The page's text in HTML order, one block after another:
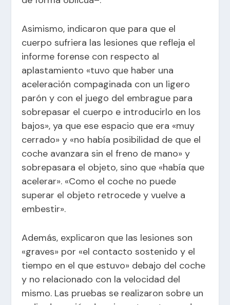
Asimismo, indicaron que para que el
cuerpo sufriera las lesiones que refleja el
informe forense con respecto al
aplastamiento «tuvo que haber una
aceleración compaginada con un ligero
parón y con el juego del embrague para
sobrepasar el cuerpo e introducirlo en los
bajos», ya que ese espacio que era «muy
cerrado» y «no había posibilidad de que el
coche avanzara sin el freno de mano» y
sobrepasara el objeto, sino que «había que
acelerar». «Como el coche no puede
superar el objeto retrocede y vuelve a
embestir».
Además, explicaron que las lesiones son
«graves» por «el contacto sostenido y el
tiempo en el que estuvo» debajo del coche
y no relacionado con la velocidad del
mismo. Las pruebas se realizaron sobre un